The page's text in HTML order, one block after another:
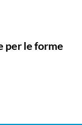
per le forme